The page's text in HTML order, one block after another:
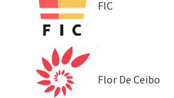
FIC
Flor De Ceibo